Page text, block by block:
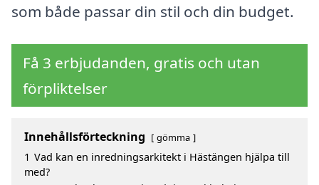
som både passar din stil och din budget.
Få 3 erbjudanden, gratis och utan
förpliktelser
Innehållsförteckning gömma
1 Vad kan en inredningsarkitekt i Hästängen hjälpa till
med?